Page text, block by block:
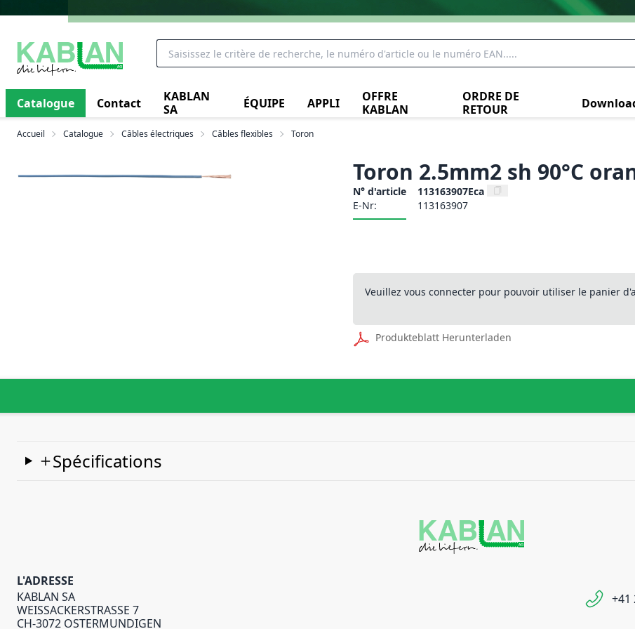
Catalogue Contact
KABLAN
SA
ÉQUIPE APPLI
OFFRE
KABLAN
ORDRE DE
RETOUR
Accueil Catalogue Câbles électriques Câbles flexibles Toron
Toron 2.5mm2 sh 90°C
N° d'article
113163907Eca
E-Nr:
113163907
Veuillez vous connecter pour pouvoir utiliser le panier
Produkteblatt Herunterladen
Spécifications
L'ADRESSE
KABLAN SA
WEISSACKERSTRASSE 7
CH-3072 OSTERMUNDIGEN
+41